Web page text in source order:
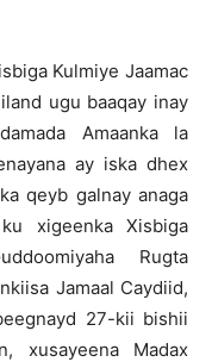
Kulmiye Jaamac
ugu baaqay inay
Amaanka la
ay iska dhex
qeyb galnay anaga
xigeenka Xisbiga
Rugta
Jamaal Caydiid,
27-kii bishii
xusayeena Madax